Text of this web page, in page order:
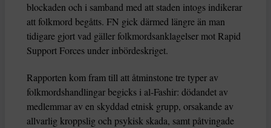
blockaden och i samband med att staden intogs indikerar
att folkmord begåtts. FN gick därmed längre än man
tidigare gjort vad gäller folkmordsanklagelser mot Rapid
Support Forces under inbördeskriget.
Rapporten kom fram till att åtminstone tre typer av
folkmordshandlingar begicks i al-Fashir: dödandet av
medlemmar av en skyddad etnisk grupp, orsakande av
allvarlig kroppslig och psykisk skada, samt påtvingade